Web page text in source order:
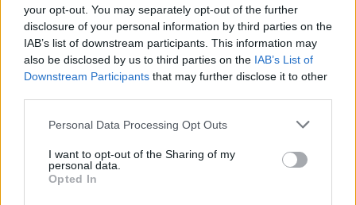
your opt-out. You may separately opt-out of the further
disclosure of your personal information by third parties on the
IAB’s list of downstream participants. This information may
also be disclosed by us to third parties on the IAB’s List of
Downstream Participants that may further disclose it to other
Personal Data Processing Opt Outs
I want to opt-out of the Sharing of my
personal data.
Opted In
Link
Wersja do druku
Tagi: ABP TADEUSZ WOJDA GIETRZWAŁD
Najnowsze